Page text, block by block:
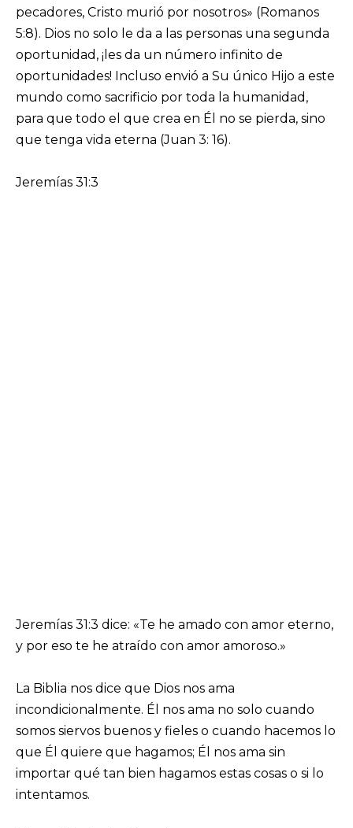
pecadores, Cristo murió por nosotros» (Romanos
5:8). Dios no solo le da a las personas una segunda
oportunidad, ¡les da un número infinito de
oportunidades! Incluso envió a Su único Hijo a este
mundo como sacrificio por toda la humanidad,
para que todo el que crea en Él no se pierda, sino
que tenga vida eterna (Juan 3: 16).
Jeremías 31:3
Jeremías 31:3 dice: «Te he amado con amor eterno,
y por eso te he atraído con amor amoroso.»
La Biblia nos dice que Dios nos ama
incondicionalmente. Él nos ama no solo cuando
somos siervos buenos y fieles o cuando hacemos lo
que Él quiere que hagamos; Él nos ama sin
importar qué tan bien hagamos estas cosas o si lo
intentamos.